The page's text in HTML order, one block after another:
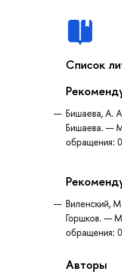
Список
Бишаева, А.
Бишаева. —
обращения:
Виленский,
Горшков. —
обращения:
Авторы